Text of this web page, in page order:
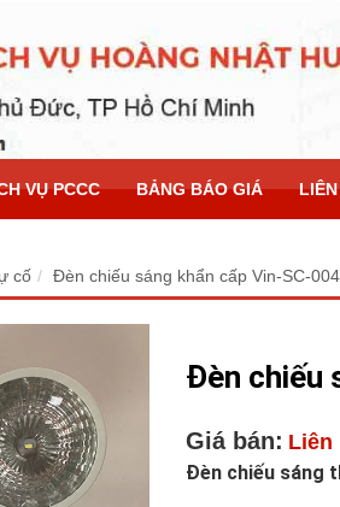
VỤ PCCC BẢNG BÁO GIÁ
cố Đèn chiếu sáng khẩn cấp Vin-SC-004
Đèn chiếu
Giá bán: Liên
Đèn chiếu sáng